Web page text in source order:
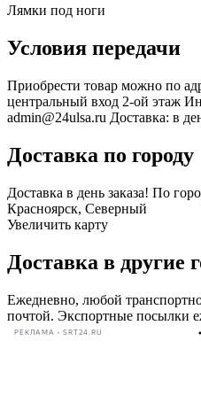
Лямки под ноги
Условия передачи
Приобрести товар можно по
центральный вход 2-ой этаж
admin@24ulsa.ru Доставка: в
Доставка по городу
Доставка в день заказа! По
Красноярск, Северный
Увеличить карту
Доставка в другие
Ежедневно, любой
почтой. Экспортные посылки
РЕКЛАМА • SRT24.RU